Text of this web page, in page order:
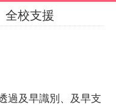
全校支援
過及早識別、及早支